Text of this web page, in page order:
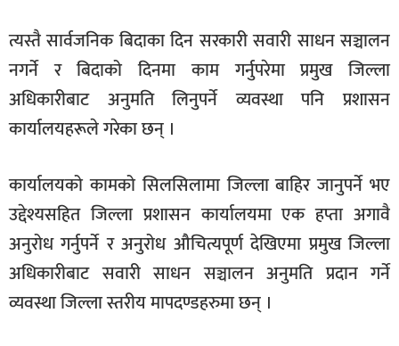
त्यस्तै सार्वजनिक बिदाका दिन सरकारी सवारी साधन सञ्चालन
नगर्ने र बिदाको दिनमा काम गर्नुपरेमा प्रमुख जिल्ला
अधिकारीबाट अनुमति लिनुपर्ने व्यवस्था पनि प्रशासन
कार्यालयहरूले गरेका छन् ।
कार्यालयको कामको सिलसिलामा जिल्ला बाहिर जानुपर्ने भए
उद्देश्यसहित जिल्ला प्रशासन कार्यालयमा एक हप्ता अगावै
अनुरोध गर्नुपर्ने र अनुरोध औचित्यपूर्ण देखिएमा प्रमुख जिल्ला
अधिकारीबाट सवारी साधन सञ्चालन अनुमति प्रदान गर्ने
व्यवस्था जिल्ला स्तरीय मापदण्डहरुमा छन् ।